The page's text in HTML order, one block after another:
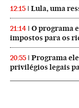
12:15 Lula, uma
21:14
O programa
impostos para os
20:55
Programa
privilégios legais